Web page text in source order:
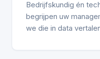
Bedrijfskundig én
begrijpen uw
we die in data